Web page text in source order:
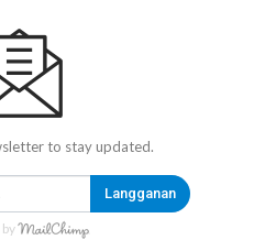
to stay updated.
Langganan